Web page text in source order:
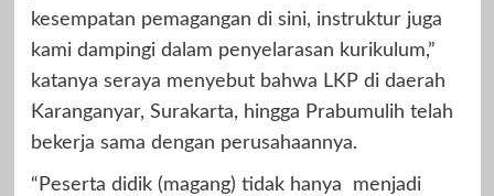
kesempatan pemagangan di sini, instruktur juga
kami dampingi dalam penyelarasan kurikulum,”
katanya seraya menyebut bahwa LKP di daerah
Karanganyar, Surakarta, hingga Prabumulih telah
bekerja sama dengan perusahaannya.
“Peserta didik (magang) tidak hanya menjadi